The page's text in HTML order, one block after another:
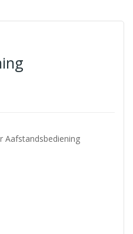
Aafstandsbediening